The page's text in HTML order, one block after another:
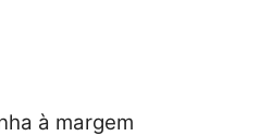
à margem